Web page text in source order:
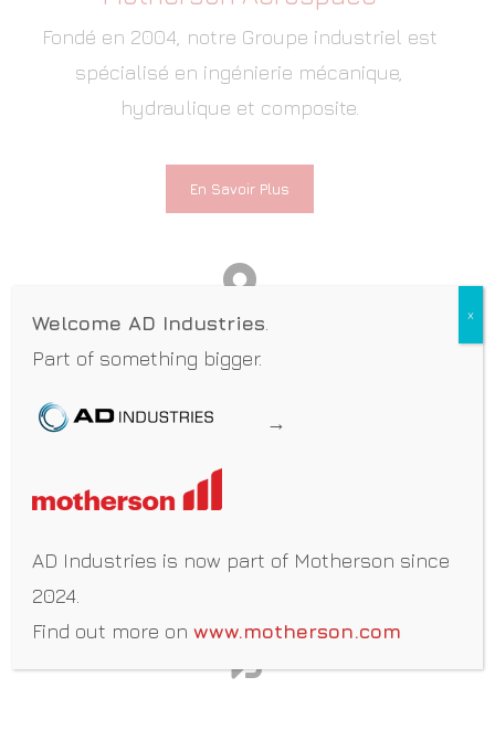
Fondé en 2004, notre Groupe industriel est
spécialisé en ingénierie mécanique,
hydraulique et composite.
En Savoir Plus
Entités Motherson Aerospace
Motherson Aerospace est un Groupe
spécifiques et complémentaires.
En Savoir Plus
Welcome AD Industries
Part of something bigger.
→
AD Industries is now part of Motherson since
2024.
Find out more onwww.motherson.com
x